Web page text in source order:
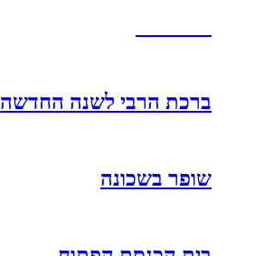
ברכת הרבי לשנה החדשה
שופר בשכונה